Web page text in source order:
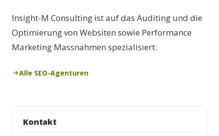
Insight-M Consulting ist auf das Auditing und die
Optimierung von Websiten sowie Performance
Marketing Massnahmen spezialisiert.
Alle SEO-Agenturen
Kontakt